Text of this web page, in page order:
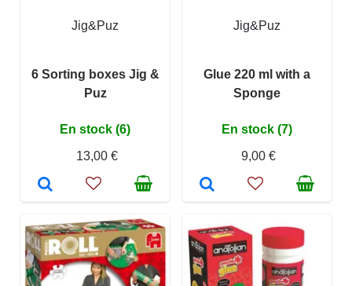
Jig&Puz
6 Sorting boxes Jig &
Puz
En stock (6)
13,00 €
Jig&Puz
Glue 220 ml with a
Sponge
En stock (7)
9,00 €